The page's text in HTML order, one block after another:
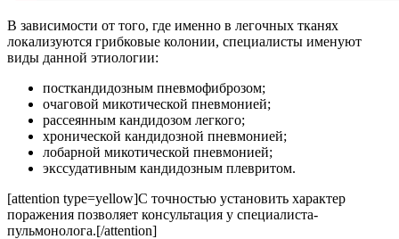
В зависимости от того, где именно в легочных тканях
локализуются грибковые колонии, специалисты именуют
виды данной этиологии:
посткандидозным пневмофиброзом;
очаговой микотической пневмонией;
рассеянным кандидозом легкого;
хронической кандидозной пневмонией;
лобарной микотической пневмонией;
экссудативным кандидозным плевритом.
[attention type=yellow]С точностью установить характер
поражения позволяет консультация у специалиста-
пульмонолога.[/attention]